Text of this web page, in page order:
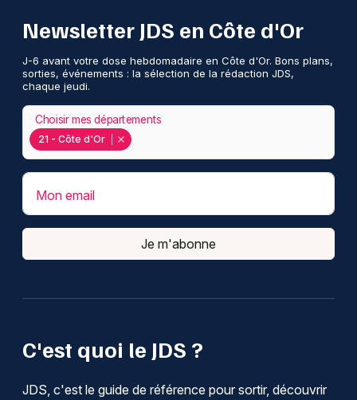
C'est quoi le JDS ?
JDS, c'est le guide de référence pour sortir, découvrir
Newsletter JDS en Côte d'Or
J-6 avant votre dose hebdomadaire en Côte d'Or. Bons plans,
sorties, événements : la sélection de la rédaction JDS,
chaque jeudi.
21 - Côte d'Or
Choisir mes départements
Mon email
Je m'abonne